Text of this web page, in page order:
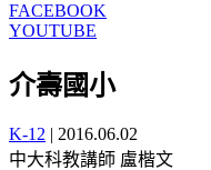
FACEBOOK
YOUTUBE
介壽國小
K-12 | 2016.06.02
中大科教講師 盧楷文